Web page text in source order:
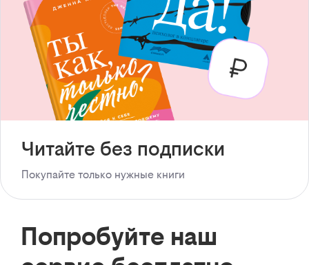
Читайте без подписки
Покупайте только нужные книги
Попробуйте наш